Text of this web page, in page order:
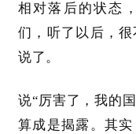
相对落后的状态
们，听了以后，
说了。
说“厉害了，我的
算成是揭露。其